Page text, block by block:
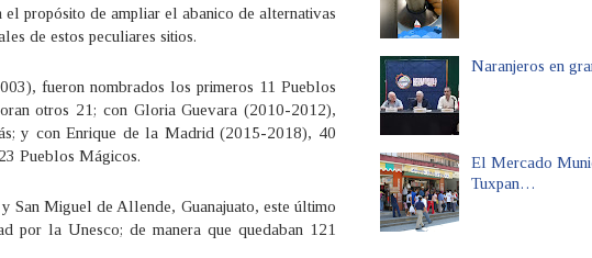
propósito de ampliar el abanico de alternativas
de estos peculiares sitios.
fueron nombrados los primeros 11 Pueblos
otros 21; con Gloria Guevara (2010-2012),
y con Enrique de la Madrid (2015-2018), 40
Pueblos Mágicos.
San Miguel de Allende, Guanajuato, este último
por la Unesco; de manera que quedaban 121
Naranjeros en
El Mercado
Tuxpan…